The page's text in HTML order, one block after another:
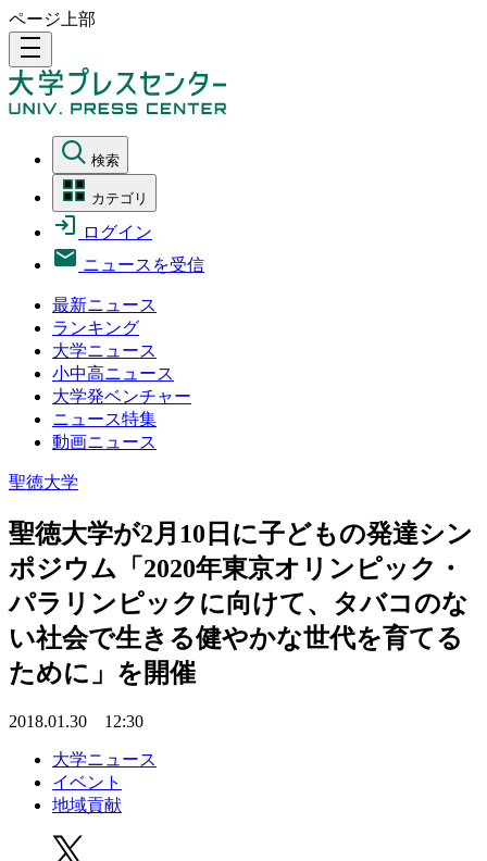
ページ上部
density_medium
検索
カテゴリ
ログイン
ニュースを受信
最新ニュース
ランキング
大学ニュース
小中高ニュース
大学発ベンチャー
ニュース特集
動画ニュース
聖徳大学
聖徳大学が2月10日に子どもの発達シン
ポジウム「2020年東京オリンピック・
パラリンピックに向けて、タバコのな
い社会で生きる健やかな世代を育てる
ために」を開催
2018.01.30 12:30
大学ニュース
イベント
地域貢献